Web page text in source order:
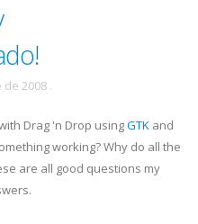
de 2008 .
Drag 'n Drop usingGTK and
working? Why do all the
are all good questions my